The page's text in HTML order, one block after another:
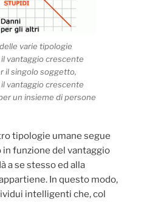
varie tipologie
il vantaggio crescente
il singolo soggetto,
vantaggio crescente
un insieme di persone
tipologie umane segue
funzione del vantaggio
a se stesso ed alla
In questo modo,
intelligenti che, col